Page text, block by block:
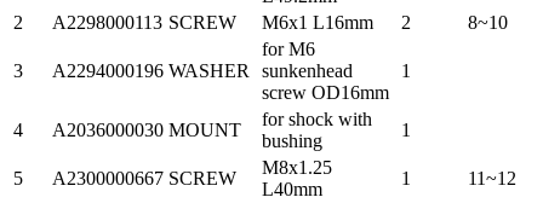
2
A2298000113 SCREW M6x1 L16mm 2 8~10
3 A2294000196 WASHER
for M6
sunkenhead
screw OD16mm
1
4 A2036000030 MOUNT
for shock with
bushing
1
5 A2300000667 SCREW
M8x1.25
L40mm
1 11~12